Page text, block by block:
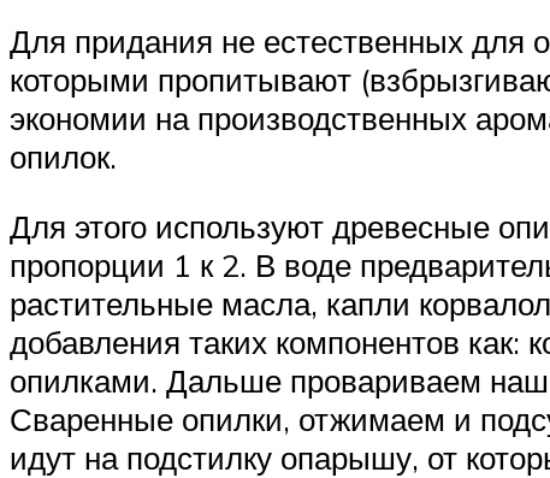
Для придания не естественных для
которыми пропитывают
экономии на производственных
опилок.
Для этого используют древесные
пропорции 1 к 2. В воде
растительные масла, капли
добавления таких компонентов как:
опилками. Дальше провариваем
Сваренные опилки, отжимаем и
идут на подстилку опарышу, от